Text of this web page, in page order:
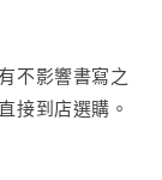
不影響書寫之
接到店選購。